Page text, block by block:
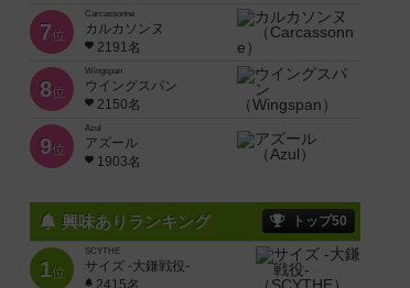
7位
Carcassonne
カルカソンヌ
2191名
8位
Wingspan
ウイングスパン
2150名
9位
Azul
アズール
1903名
興味ありランキング トップ50
1位
SCYTHE
サイズ -大鎌戦役-
2415名